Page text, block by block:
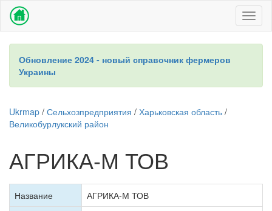
Обновление 2024 - новый справочник фермеров
Украины
Ukrmap / Сельхозпредприятия / Харьковская область /
Великобурлукский район
АГРИКА-М ТОВ
Название
АГРИКА-М ТОВ